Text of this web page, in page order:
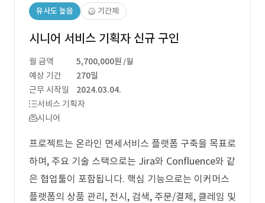
유사도 높음 기간제
시니어 서비스 기획자 신규 구인
월 금액 5,700,000원 /월
예상 기간
270일
근무 시작일
2024.03.04.
서비스 기획자
시니어
프로젝트는 온라인 면세서비스 플랫폼 구축을 목표로
하며, 주요 기술 스택으로는 Jira와 Confluence와 같
은 협업툴이 포함됩니다. 핵심 기능으로는 이커머스
플랫폼의 상품 관리, 전시, 검색, 주문/결제, 클레임 및